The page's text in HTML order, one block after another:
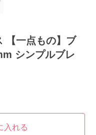
【一点もの】ブ
シンプルブレ
入れる